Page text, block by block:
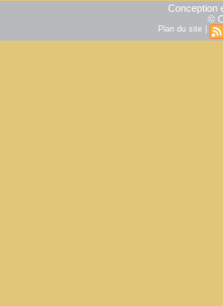
Conception
©
Plan du site